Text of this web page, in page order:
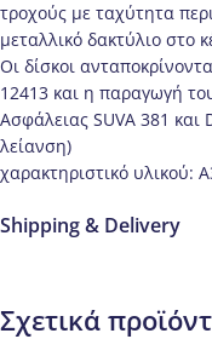
τροχούς με ταχύτητα
μεταλλικό δακτύλιο στο
Οι δίσκοι
12413 και η παραγωγή
Ασφάλειας SUVA 381 και
λείανση)
χαρακτηριστικό υλικού:
Shipping & Delivery
Σχετικά